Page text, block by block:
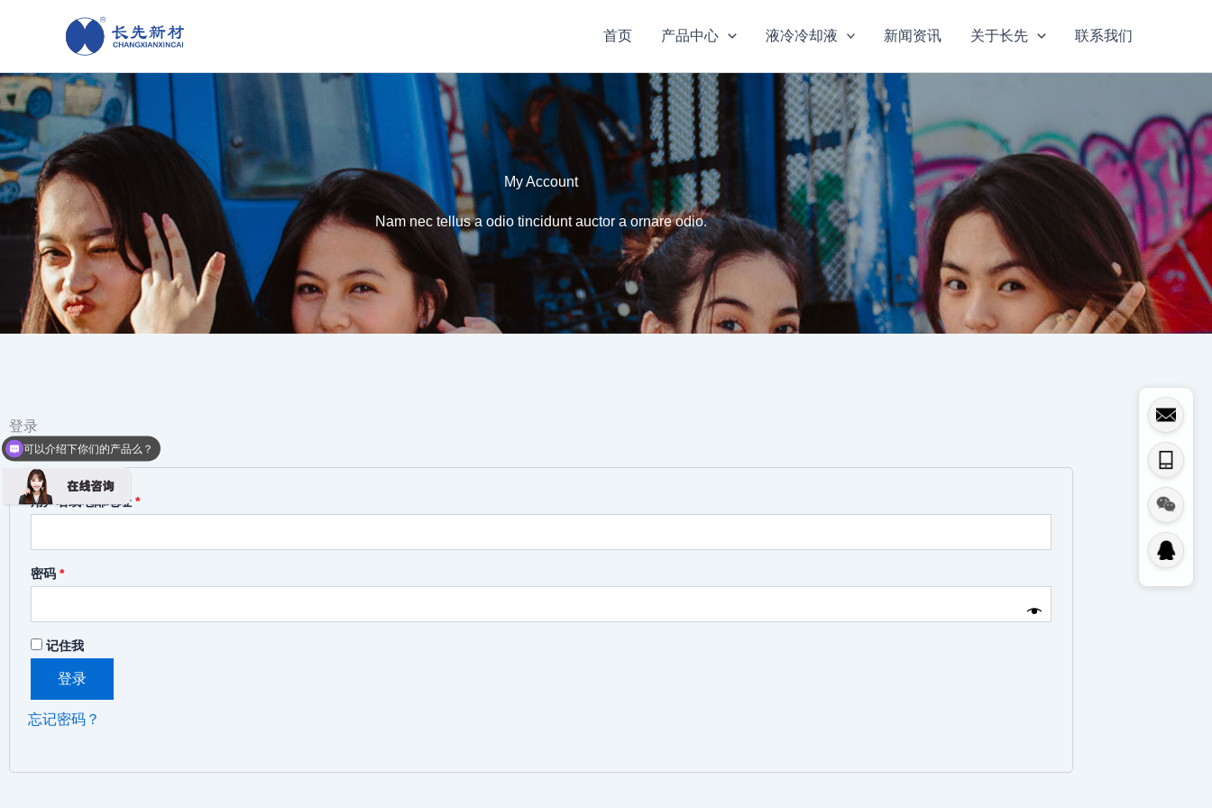
容
首页 产品中心 液冷冷却液 新闻资讯 关于长先 联系我们
My Account
Nam nec tellus a odio tincidunt auctor a ornare odio.
登录
用户名或电邮地址 *
填
密码 *
填
记住我
登录
忘记密码？
可以介绍下你们的产品么？
你们能提供样品测试么？